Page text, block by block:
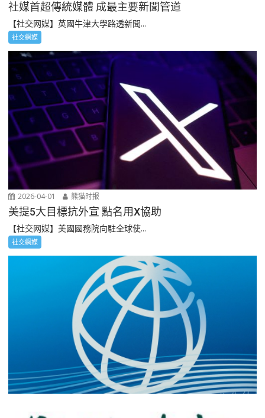
社媒首超傳統媒體 成最主要新聞管道
【社交网媒】英國牛津大學路透新聞...
社交網媒
2026-04-01 熊猫时报
美提5大目標抗外宣 點名用X協助
【社交网媒】美國國務院向駐全球使...
社交網媒